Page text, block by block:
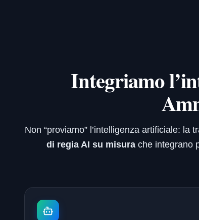
Integriamo
Non “proviamo” l’intelligenza artificiale:
di regia AI su misura che integrano